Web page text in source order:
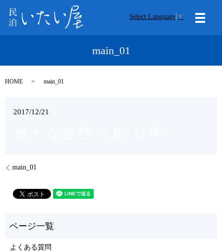
Select Language ▼
メニ
main_01
HOME main_01
2017/12/21
main_01
よくある質問